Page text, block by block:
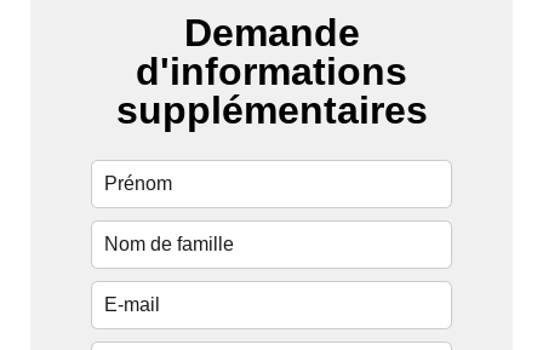
Demande
d'informations
supplémentaires